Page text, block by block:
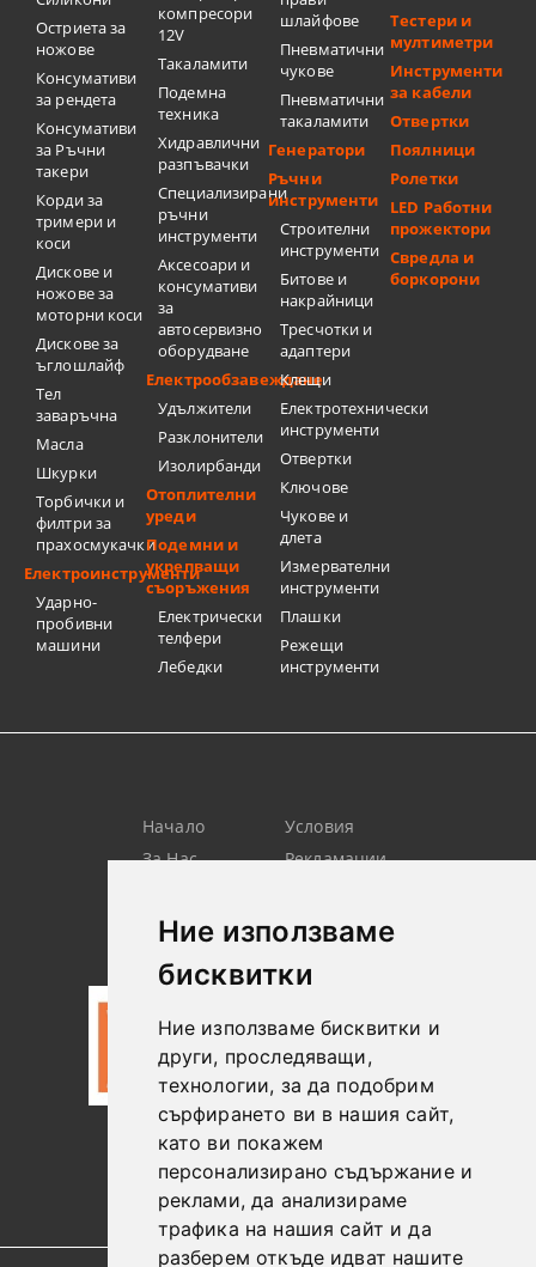
Ние използваме
бисквитки
Ние използваме бисквитки и
други, проследяващи,
технологии, за да подобрим
сърфирането ви в нашия сайт,
като ви покажем
персонализирано съдържание и
реклами, да анализираме
трафика на нашия сайт и да
разберем откъде идват нашите
Остриета за
ножове
Консумативи
за рендета
Консумативи
за Ръчни
такери
Корди за
тримери и
коси
Дискове и
ножове за
моторни коси
Дискове за
ъглошлайф
Тел
заваръчна
Масла
Шкурки
Торбички и
филтри за
прахосмукачки
Електроинструменти
Ударно-
пробивни
машини
компресори
12V
Такаламити
Подемна
техника
Хидравлични
разпъвачки
Специализирани
ръчни
инструменти
Аксесоари и
консумативи
за
автосервизно
оборудване
Електрообзавеждане
Удължители
Разклонители
Изолирбанди
Отоплителни
уреди
Подемни и
укрепващи
съоръжения
Електрически
телфери
Лебедки
шлайфове
Пневматични
чукове
Пневматични
такаламити
Генератори
Ръчни
инструменти
Строителни
инструменти
Битове и
накрайници
Тресчотки и
адаптери
Клещи
Електротехнически
инструменти
Отвертки
Ключове
Чукове и
длета
Измервателни
инструменти
Плашки
Режещи
инструменти
Тестери и
мултиметри
Инструменти
за кабели
Отвертки
Поялници
Ролетки
LED Работни
прожектори
Свредла и
боркорони
0887306604
Начало
За Нас
Лични
Данни
Условия
Рекламации
Новини